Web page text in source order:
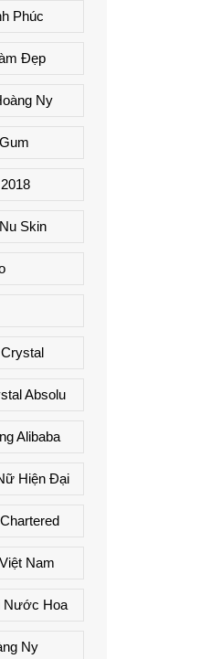
Phúc
Đẹp
Ny
Nu Skin
Absolu
Alibaba
Hiện Đại
Nam
Nước Hoa
Ny